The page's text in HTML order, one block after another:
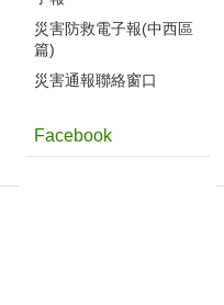
災害防救電子報(中西區
篇)
災害通報聯絡窗口
Facebook